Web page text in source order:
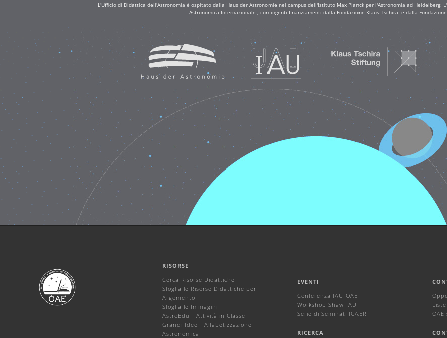
L'Ufficio di Didattica dell'Astronomia é ospitato dalla Haus der Astronomie nel campus dell'Istituto Max Planck per l'Astronomia ad Heidelberg.
Astronomica Internazionale , con ingenti finanziamenti dalla Fondazione Klaus Tschira e dalla
RISORSE
Cerca Risorse Didattiche
Sfoglia le Risorse Didattiche per
Argomento
Sfoglia le Immagini
AstroEdu - Attività in Classe
Grandi Idee - Alfabetizzazione
Astronomica
EVENTI
Conferenza IAU-OAE
Workshop Shaw-IAU
Serie di Seminati ICAER
RICERCA